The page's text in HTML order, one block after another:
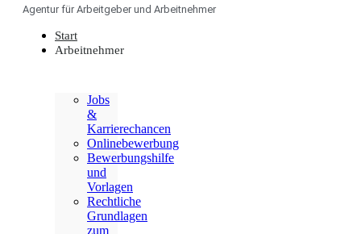
Agentur für Arbeitgeber und Arbeitnehmer
Start
Arbeitnehmer
Jobs
&
Karrierechancen
Onlinebewerbung
Bewerbungshilfe
und
Vorlagen
Rechtliche
Grundlagen
zum